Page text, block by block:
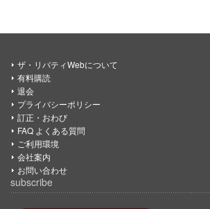
ザ・リバティWebについて
有料購読
退会
プライバシーポリシー
訂正・おわび
FAQ よくある質問
ご利用環境
会社案内
お問い合わせ
subscribe